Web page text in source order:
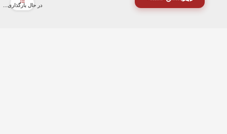
در حال بارگذاری...